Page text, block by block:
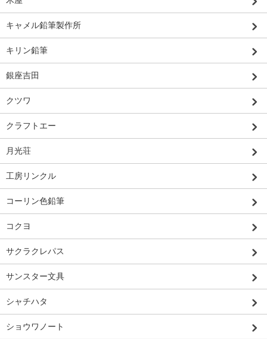
キャメル鉛筆製作所
キリン鉛筆
銀座吉田
クツワ
クラフトエー
月光荘
工房リンクル
コーリン色鉛筆
コクヨ
サクラクレパス
サンスター文具
シャチハタ
ショウワノート